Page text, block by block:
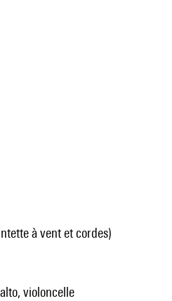
à vent et cordes)
violoncelle